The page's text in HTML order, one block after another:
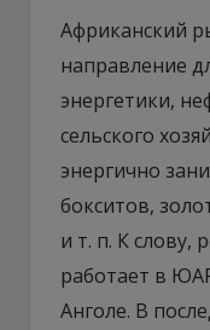
Африканский
направление
энергетики,
сельского
энергично
бокситов,
и т. п. К слову,
работает в
Анголе. В